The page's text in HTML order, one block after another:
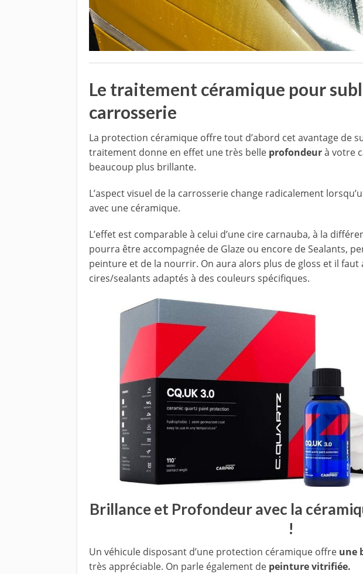
Le traitement céramique pour
carrosserie
La protection céramique offre tout d’abord cet avantage de
traitement donne en effet une très belle profondeurà votre
beaucoup plus brillante.
L’aspect visuel de la carrosserie change radicalement
avec une céramique.
L’effet est comparable à celui d’une cire carnauba, à la
pourra être accompagnée de Glaze ou encore de Sealants,
peinture et de la nourrir. On aura alors plus de gloss et il faut
cires/sealants adaptés à des couleurs spécifiques.
Brillance et Profondeur avec la
!
Un véhicule disposant d’une protection céramique offre une
très appréciable. On parle également de peinture vitrifiée.